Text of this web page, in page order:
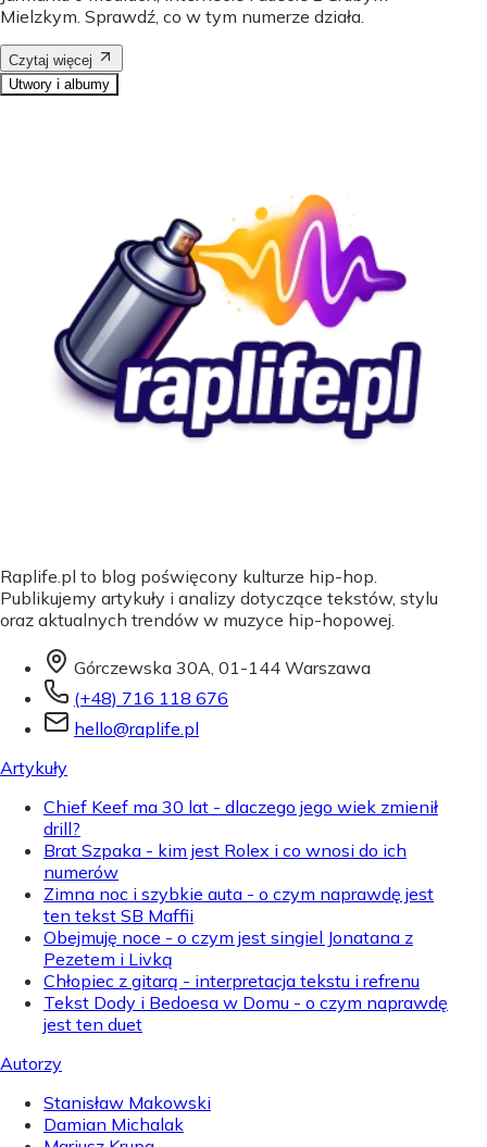
Mielzkym. Sprawdź, co w tym numerze działa.
Czytaj więcej
Utwory i albumy
Raplife.pl to blog poświęcony kulturze hip-hop.
Publikujemy artykuły i analizy dotyczące tekstów, stylu
oraz aktualnych trendów w muzyce hip-hopowej.
Górczewska 30A, 01-144 Warszawa
(+48) 716 118 676
hello@raplife.pl
Artykuły
Chief Keef ma 30 lat - dlaczego jego wiek zmienił
drill?
Brat Szpaka - kim jest Rolex i co wnosi do ich
numerów
Zimna noc i szybkie auta - o czym naprawdę jest
ten tekst SB Maffii
Obejmuję noce - o czym jest singiel Jonatana z
Pezetem i Livką
Chłopiec z gitarą - interpretacja tekstu i refrenu
Tekst Dody i Bedoesa w Domu - o czym naprawdę
jest ten duet
Autorzy
Stanisław Makowski
Damian Michalak